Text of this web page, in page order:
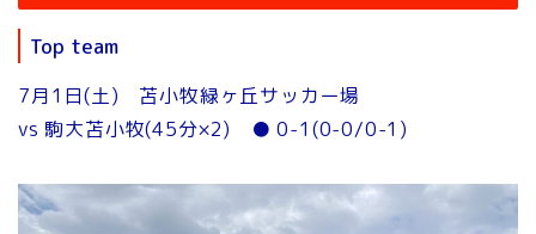
Top team
7月1日(土) 苫小牧緑ヶ丘サッカー場
vs 駒大苫小牧(45分×2) ● 0-1(0-0/0-1)